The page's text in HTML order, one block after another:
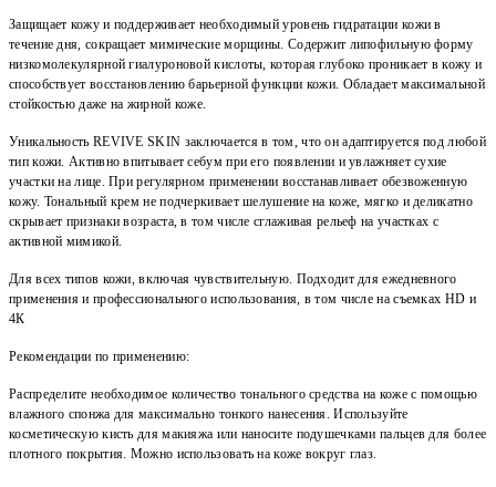
Защищает кожу и поддерживает необходимый уровень гидратации кожи в
течение дня, сокращает мимические морщины. Содержит липофильную форму
низкомолекулярной гиалуроновой кислоты, которая глубоко проникает в кожу и
способствует восстановлению барьерной функции кожи. Обладает максимальной
стойкостью даже на жирной коже.
Уникальность REVIVE SKIN заключается в том, что он адаптируется под любой
тип кожи. Активно впитывает себум при его появлении и увлажняет сухие
участки на лице. При регулярном применении восстанавливает обезвоженную
кожу. Тональный крем не подчеркивает шелушение на коже, мягко и деликатно
скрывает признаки возраста, в том числе сглаживая рельеф на участках с
активной мимикой.
Для всех типов кожи, включая чувствительную. Подходит для ежедневного
применения и профессионального использования, в том числе на съемках HD и
4К
Рекомендации по применению:
Распределите необходимое количество тонального средства на коже с помощью
влажного спонжа для максимально тонкого нанесения. Используйте
косметическую кисть для макияжа или наносите подушечками пальцев для более
плотного покрытия. Можно использовать на коже вокруг глаз.